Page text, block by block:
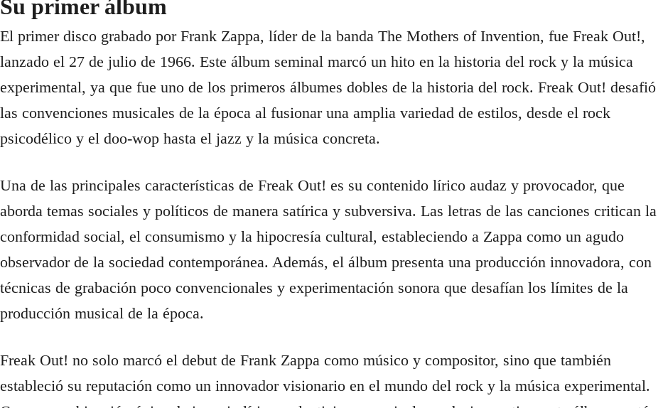
Su primer álbum
El primer disco grabado por Frank Zappa, líder de la banda The Mothers of Invention, fue Freak Out!,
lanzado el 27 de julio de 1966. Este álbum seminal marcó un hito en la historia del rock y la música
experimental, ya que fue uno de los primeros álbumes dobles de la historia del rock. Freak Out! desafió
las convenciones musicales de la época al fusionar una amplia variedad de estilos, desde el rock
psicodélico y el doo-wop hasta el jazz y la música concreta.
Una de las principales características de Freak Out! es su contenido lírico audaz y provocador, que
aborda temas sociales y políticos de manera satírica y subversiva. Las letras de las canciones critican la
conformidad social, el consumismo y la hipocresía cultural, estableciendo a Zappa como un agudo
observador de la sociedad contemporánea. Además, el álbum presenta una producción innovadora, con
técnicas de grabación poco convencionales y experimentación sonora que desafían los límites de la
producción musical de la época.
Freak Out! no solo marcó el debut de Frank Zappa como músico y compositor, sino que también
estableció su reputación como un innovador visionario en el mundo del rock y la música experimental.